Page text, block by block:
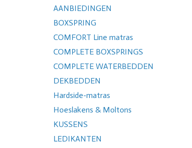
AANBIEDINGEN
BOXSPRING
COMFORT Line matras
COMPLETE BOXSPRINGS
COMPLETE WATERBEDDEN
DEKBEDDEN
Hardside-matras
Hoeslakens & Moltons
KUSSENS
LEDIKANTEN